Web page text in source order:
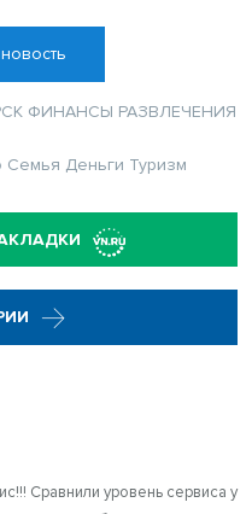
ФИНАНСЫ РАЗВЛЕЧЕНИЯ
Семья Деньги Туризм
Сравнили уровень сервиса у